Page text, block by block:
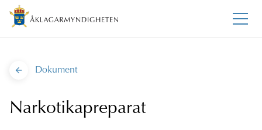
Dokument
Narkotikapreparat